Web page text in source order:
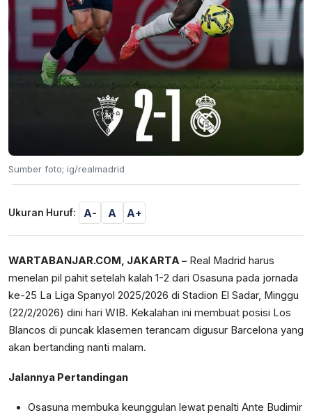
Sumber foto; ig/realmadrid
Ukuran Huruf: A- A A+
WARTABANJAR.COM, JAKARTA – Real Madrid harus
menelan pil pahit setelah kalah 1-2 dari Osasuna pada jornada
ke-25 La Liga Spanyol 2025/2026 di Stadion El Sadar, Minggu
(22/2/2026) dini hari WIB. Kekalahan ini membuat posisi Los
Blancos di puncak klasemen terancam digusur Barcelona yang
akan bertanding nanti malam.
Jalannya Pertandingan
Osasuna membuka keunggulan lewat penalti Ante Budimir